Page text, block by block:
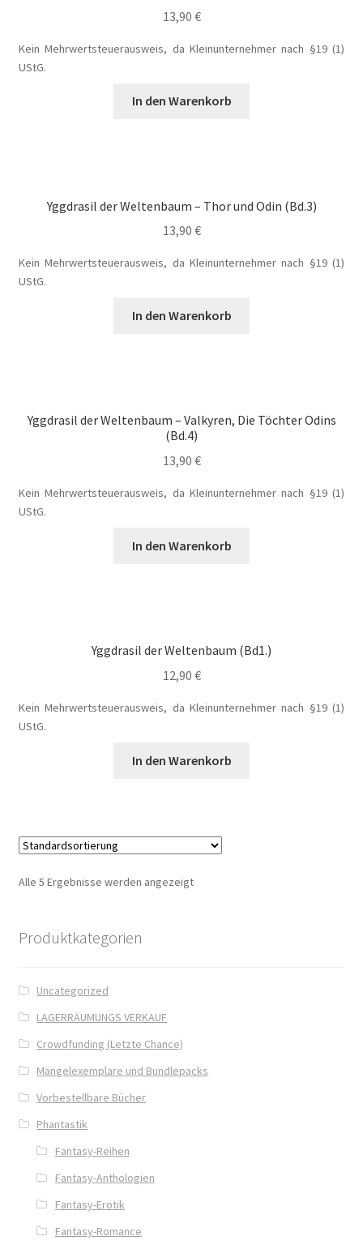
Die Dunkelmagierchroniken
Die Dunkelmagierchroniken Bd. 3
Drachen Diebe und Dämonen
Ein Mr. Grey mit Pelz – Emma & Nikita
Erotik (FSK18)
Gekoffert und Verschleppt
Gilbert Faunus – Im Schatten des Zweihorns
Impressum
In 50 Tagen zur Mrs. Grey
Jamies Quest – Aufgabe gesucht
Kasse
Liebesromane
Lulea und die Schule der gestohlenen Magie
Lulea und ihre Vertrauten
Manuskripte
13,90 €
Kein Mehrwertsteuerausweis, da Kleinunternehmer nach §19 (1)
UStG.
In den Warenkorb
Yggdrasil der Weltenbaum – Thor und Odin (Bd.3)
13,90 €
Kein Mehrwertsteuerausweis, da Kleinunternehmer nach §19 (1)
UStG.
In den Warenkorb
Yggdrasil der Weltenbaum – Valkyren, Die Töchter Odins
(Bd.4)
13,90 €
Kein Mehrwertsteuerausweis, da Kleinunternehmer nach §19 (1)
UStG.
In den Warenkorb
Yggdrasil der Weltenbaum (Bd1.)
12,90 €
Kein Mehrwertsteuerausweis, da Kleinunternehmer nach §19 (1)
UStG.
In den Warenkorb
Alle 5 Ergebnisse werden angezeigt
Produktkategorien
Uncategorized
LAGERRÄUMUNGS VERKAUF
Crowdfunding (Letzte Chance)
Mängelexemplare und Bundlepacks
Vorbestellbare Bücher
Phantastik
Fantasy-Reihen
Fantasy-Anthologien
Fantasy-Erotik
Fantasy-Romance